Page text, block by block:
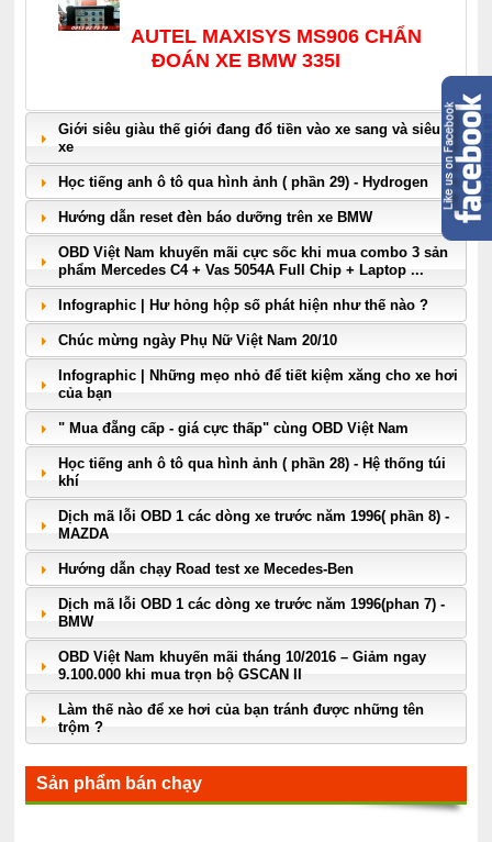
AUTEL MAXISYS MS906 CHẨN
ĐOÁN XE BMW 335I
Giới siêu giàu thế giới đang đổ tiền vào xe sang và siêu
xe
Học tiếng anh ô tô qua hình ảnh ( phần 29) - Hydrogen
Hướng dẫn reset đèn báo dưỡng trên xe BMW
OBD Việt Nam khuyến mãi cực sốc khi mua combo 3 sản
phẩm Mercedes C4 + Vas 5054A Full Chip + Laptop ...
Infographic | Hư hỏng hộp số phát hiện như thế nào ?
Chúc mừng ngày Phụ Nữ Việt Nam 20/10
Infographic | Những mẹo nhỏ để tiết kiệm xăng cho xe hơi
của bạn
" Mua đẵng cấp - giá cực thấp" cùng OBD Việt Nam
Học tiếng anh ô tô qua hình ảnh ( phần 28) - Hệ thống túi
khí
Dịch mã lỗi OBD 1 các dòng xe trước năm 1996( phần 8) -
MAZDA
Hướng dẫn chạy Road test xe Mecedes-Ben
Dịch mã lỗi OBD 1 các dòng xe trước năm 1996(phan 7) -
BMW
OBD Việt Nam khuyến mãi tháng 10/2016 – Giảm ngay
9.100.000 khi mua trọn bộ GSCAN II
Làm thế nào để xe hơi của bạn tránh được những tên
trộm ?
Sản phẩm bán chạy